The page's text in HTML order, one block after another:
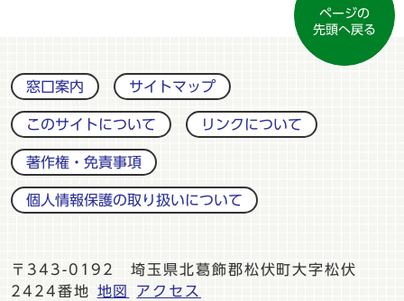
ページの
先頭へ戻る
窓口案内 サイトマップ
このサイトについて リンクについて
著作権・免責事項
個人情報保護の取り扱いについて
〒343-0192 埼玉県北葛飾郡松伏町大字松伏
2424番地
地図
アクセス